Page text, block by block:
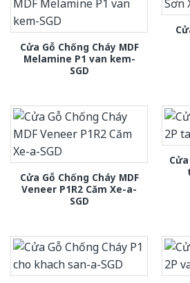
Cửa Gỗ Chống Cháy MDF
Melamine P1 van kem-
SGD
Cửa Gỗ Chống Cháy MDF
Veneer P1R2 Căm Xe-a-
SGD